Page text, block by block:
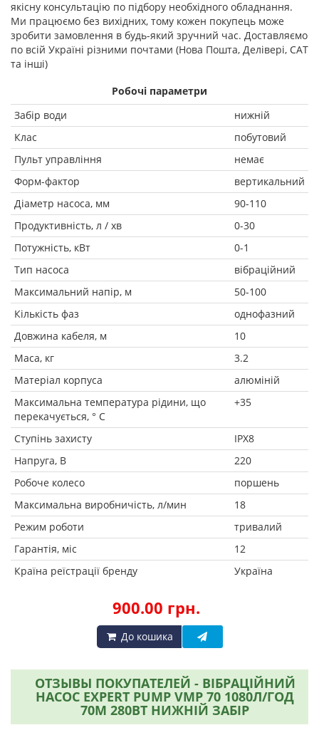
якісну консультацію по підбору необхідного обладнання.
Ми працюємо без вихідних, тому кожен покупець може
зробити замовлення в будь-який зручний час. Доставляємо
по всій Україні різними почтами (Нова Пошта, Делівері, САТ
та інші)
Робочі параметри
Забір води
нижній
Клас
побутовий
Пульт управління
немає
Форм-фактор
вертикальний
Діаметр насоса, мм
90-110
Продуктивність, л / хв
0-30
Потужність, кВт
0-1
Тип насоса
вібраційний
Максимальний напір, м
50-100
Кількість фаз
однофазний
Довжина кабеля, м
10
Маса, кг
3.2
Матеріал корпуса
алюміній
Максимальна температура рідини, що
перекачується, ° C
+35
Ступінь захисту
IPX8
Напруга, В
220
Робоче колесо
поршень
Максимальна виробничість, л/мин
18
Режим роботи
тривалий
Гарантія, міс
12
Країна реїстрації бренду
Україна
900.00 грн.
До кошика
ОТЗЫВЫ ПОКУПАТЕЛЕЙ - ВІБРАЦІЙНИЙ
НАСОС EXPERT PUMP VMP 70 1080Л/ГОД
70М 280ВТ НИЖНІЙ ЗАБІР